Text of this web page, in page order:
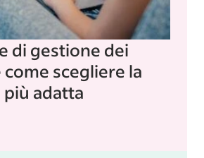
di gestione dei
scegliere la
adatta